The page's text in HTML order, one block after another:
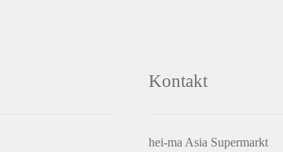
Kontakt
hei-ma Asia Supermarkt